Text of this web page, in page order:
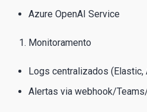
Azure OpenAI Service
Monitoramento
Logs centralizados (Elastic,
Alertas via webhook/